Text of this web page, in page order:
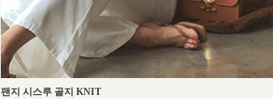
팬지 시스루 골지 KNIT